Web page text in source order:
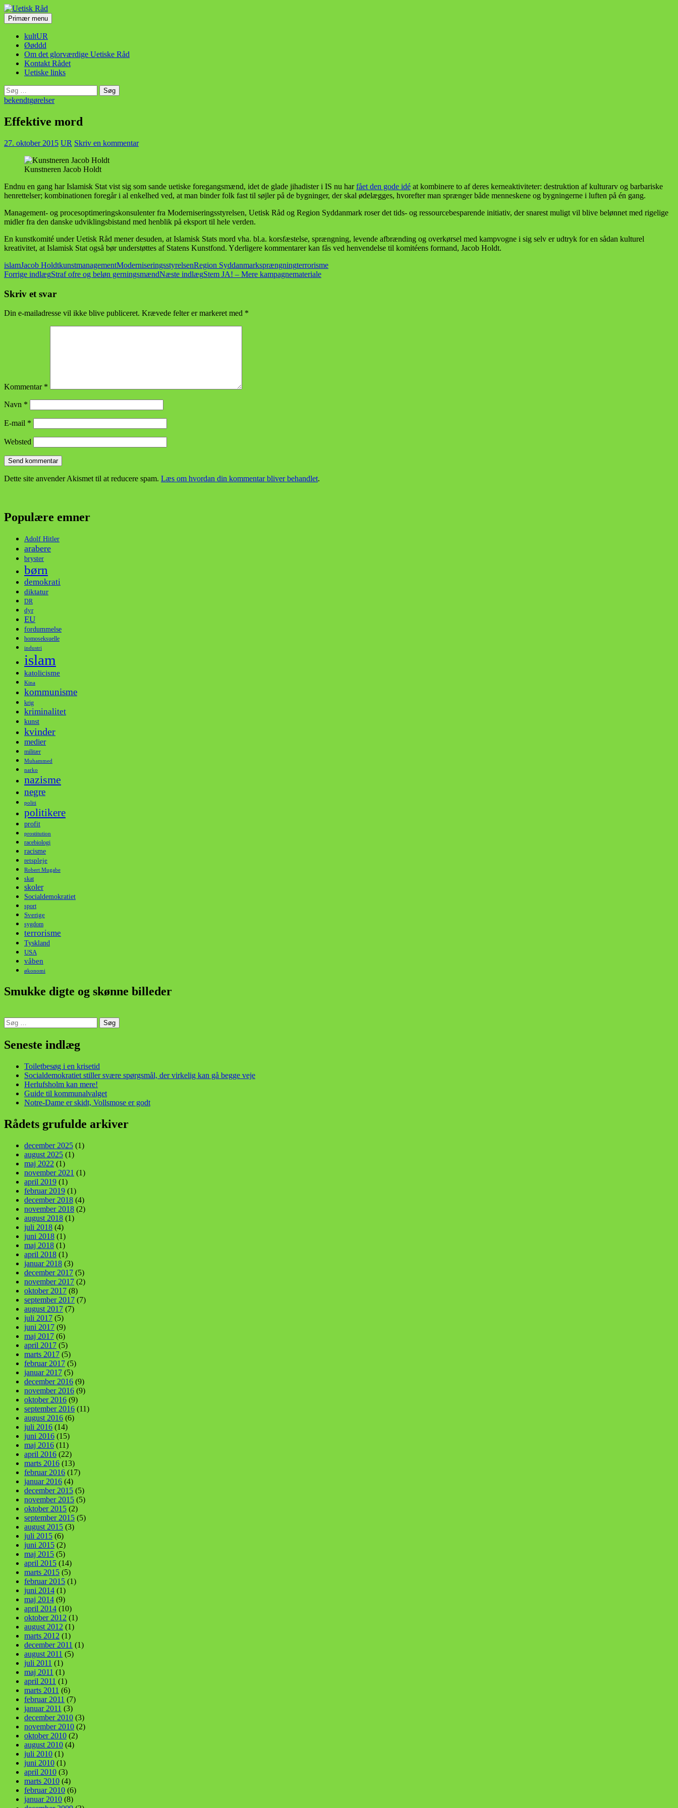
Hop
til
indhold
Uetisk Råd
SøgPrimær menu
kultUR
Øøddd
Om det glorværdige Uetiske Råd
Kontakt Rådet
Uetiske links
Søg
efter:
bekendtgørelser
Effektive mord
27. oktober 2015 UR Skriv en kommentar
Kunstneren Jacob Holdt
Endnu en gang har Islamisk Stat vist sig som sande uetiske foregangsmænd, idet de glade jihadister i IS nu harfået den gode idé at kombinere to af deres kerneaktiviteter: destruktion af kulturarv og barbariske
henrettelser; kombinationen foregår i al enkelhed ved, at man binder folk fast til søjler på de bygninger, der skal ødelægges, hvorefter man sprænger både menneskene og bygningerne i luften på én gang.
Management- og procesoptimeringskonsulenter fra Moderniseringsstyrelsen, Uetisk Råd og Region Syddanmark roser det tids- og ressourcebesparende initiativ, der snarest muligt vil blive belønnet med rigelige
midler fra den danske udviklingsbistand med henblik på eksport til hele verden.
En kunstkomité under Uetisk Råd mener desuden, at Islamisk Stats mord vha. bl.a. korsfæstelse, sprængning, levende afbrænding og overkørsel med kampvogne i sig selv er udtryk for en sådan kulturel
kreativitet, at Islamisk Stat også bør understøttes af Statens Kunstfond. Yderligere kommentarer kan fås ved henvendelse til komitéens formand, Jacob Holdt.
islamJacob HoldtkunstmanagementModerniseringsstyrelsenRegion Syddanmarksprængningterrorisme
Indlægsnavigation
Forrige indlægStraf ofre og beløn gerningsmændNæste indlægStem JA! – Mere kampagnemateriale
Skriv et svar
Din e-mailadresse vil ikke blive publiceret. Krævede felter er markeret med *
Kommentar *
Navn *
E-mail *
Websted
Dette site anvender Akismet til at reducere spam. Læs om hvordan din kommentar bliver behandlet.
Populære emner
Adolf Hitler
arabere
bryster
børn
demokrati
diktatur
DR
dyr
EU
fordummelse
homoseksuelle
industri
islam
katolicisme
Kina
kommunisme
krig
kriminalitet
kunst
kvinder
medier
militær
Muhammed
narko
nazisme
negre
politi
politikere
profit
prostitution
racebiologi
racisme
retspleje
Robert Mugabe
skat
skoler
Socialdemokratiet
sport
Sverige
sygdom
terrorisme
Tyskland
USA
våben
økonomi
Smukke digte og skønne billeder
Søg
efter:
Seneste indlæg
Toiletbesøg i en krisetid
Socialdemokratiet stiller svære spørgsmål, der virkelig kan gå begge veje
Herlufsholm kan mere!
Guide til kommunalvalget
Notre-Dame er skidt, Vollsmose er godt
Rådets grufulde arkiver
december 2025 (1)
august 2025 (1)
maj 2022 (1)
november 2021 (1)
april 2019 (1)
februar 2019 (1)
december 2018 (4)
november 2018 (2)
august 2018 (1)
juli 2018 (4)
juni 2018 (1)
maj 2018 (1)
april 2018 (1)
januar 2018 (3)
december 2017 (5)
november 2017 (2)
oktober 2017 (8)
september 2017 (7)
august 2017 (7)
juli 2017 (5)
juni 2017 (9)
maj 2017 (6)
april 2017 (5)
marts 2017 (5)
februar 2017 (5)
januar 2017 (5)
december 2016 (9)
november 2016 (9)
oktober 2016 (9)
september 2016 (11)
august 2016 (6)
juli 2016 (14)
juni 2016 (15)
maj 2016 (11)
april 2016 (22)
marts 2016 (13)
februar 2016 (17)
januar 2016 (4)
december 2015 (5)
november 2015 (5)
oktober 2015 (2)
september 2015 (5)
august 2015 (3)
juli 2015 (6)
juni 2015 (2)
maj 2015 (5)
april 2015 (14)
marts 2015 (5)
februar 2015 (1)
juni 2014 (1)
maj 2014 (9)
april 2014 (10)
oktober 2012 (1)
august 2012 (1)
marts 2012 (1)
december 2011 (1)
august 2011 (5)
juli 2011 (1)
maj 2011 (1)
april 2011 (1)
marts 2011 (6)
februar 2011 (7)
januar 2011 (3)
december 2010 (3)
november 2010 (2)
oktober 2010 (2)
august 2010 (4)
juli 2010 (1)
juni 2010 (1)
april 2010 (3)
marts 2010 (4)
februar 2010 (6)
januar 2010 (8)